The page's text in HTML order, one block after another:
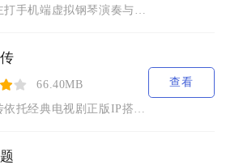
弹钢琴主打手机端虚拟钢琴演奏与节奏闯关双玩法，不用实体乐器就...
66.40MB
查看